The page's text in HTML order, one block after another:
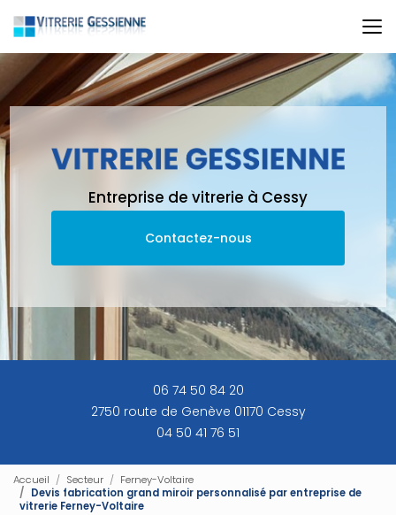
au
contenu
principal
Entreprise de vitrerie à Cessy
Contactez-nous
06 74 50 84 20
2750 route de Genève 01170 Cessy
04 50 41 76 51
Accueil Secteur
Ferney-Voltaire
Devis fabrication grand miroir personnalisé par entreprise de
vitrerie Ferney-Voltaire